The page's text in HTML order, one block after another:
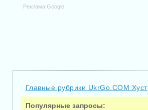
Реклама Google
Главные рубрики UkrGo.COM Хуст
Популярные запросы: